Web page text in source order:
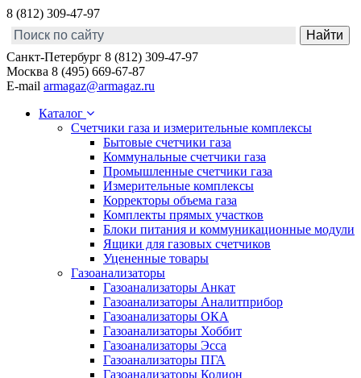
8 (812) 309-47-97
Санкт-Петербург 8 (812) 309-47-97
Москва 8 (495) 669-67-87
E-mail armagaz@armagaz.ru
Каталог
Счетчики газа и измерительные комплексы
Бытовые счетчики газа
Коммунальные счетчики газа
Промышленные счетчики газа
Измерительные комплексы
Корректоры объема газа
Комплекты прямых участков
Блоки питания и коммуникационные модули
Ящики для газовых счетчиков
Уцененные товары
Газоанализаторы
Газоанализаторы Анкат
Газоанализаторы Аналитприбор
Газоанализаторы ОКА
Газоанализаторы Хоббит
Газоанализаторы Эсса
Газоанализаторы ПГА
Газоанализаторы Колион